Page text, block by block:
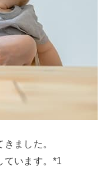
ました。
ています。*1